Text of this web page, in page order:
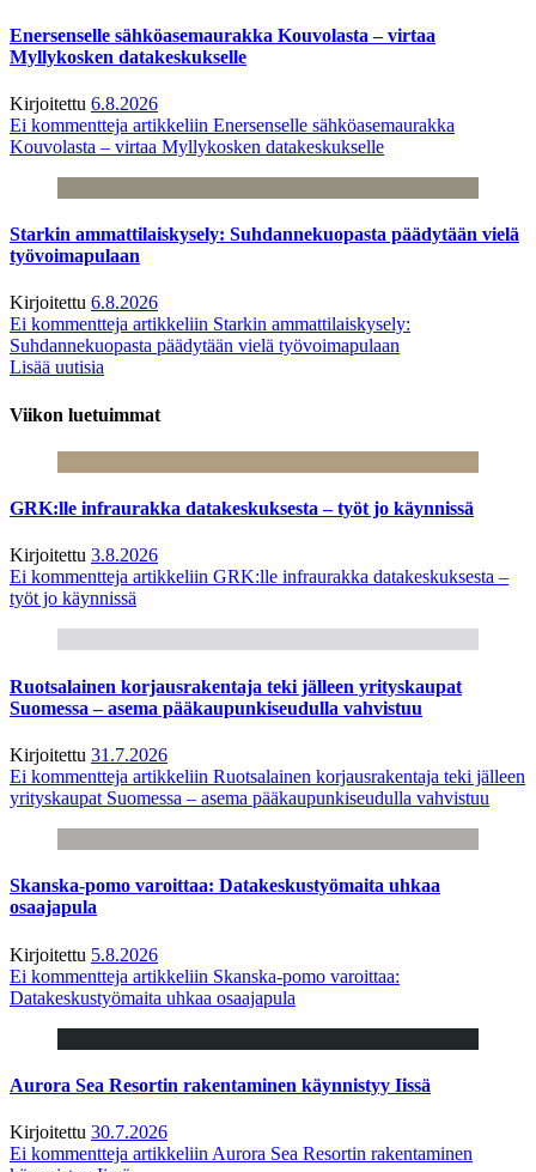
Enersenselle sähköasemaurakka Kouvolasta – virtaa
Myllykosken datakeskukselle
Kirjoitettu 6.8.2026
Ei kommentteja artikkeliin Enersenselle sähköasemaurakka
Kouvolasta – virtaa Myllykosken datakeskukselle
Starkin ammattilaiskysely: Suhdannekuopasta päädytään vielä
työvoimapulaan
Kirjoitettu 6.8.2026
Ei kommentteja artikkeliin Starkin ammattilaiskysely:
Suhdannekuopasta päädytään vielä työvoimapulaan
Lisää uutisia
Viikon luetuimmat
GRK:lle infraurakka datakeskuksesta – työt jo käynnissä
Kirjoitettu 3.8.2026
Ei kommentteja artikkeliin GRK:lle infraurakka datakeskuksesta –
työt jo käynnissä
Ruotsalainen korjausrakentaja teki jälleen yrityskaupat
Suomessa – asema pääkaupunkiseudulla vahvistuu
Kirjoitettu 31.7.2026
Ei kommentteja artikkeliin Ruotsalainen korjausrakentaja teki jälleen
yrityskaupat Suomessa – asema pääkaupunkiseudulla vahvistuu
Skanska-pomo varoittaa: Datakeskustyömaita uhkaa
osaajapula
Kirjoitettu 5.8.2026
Ei kommentteja artikkeliin Skanska-pomo varoittaa:
Datakeskustyömaita uhkaa osaajapula
Aurora Sea Resortin rakentaminen käynnistyy Iissä
Kirjoitettu 30.7.2026
Ei kommentteja artikkeliin Aurora Sea Resortin rakentaminen